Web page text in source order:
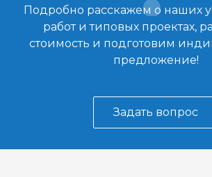
Подробно расскажем о наших
работ и типовых проектах,
стоимость и подготовим
предложение!
Задать вопрос